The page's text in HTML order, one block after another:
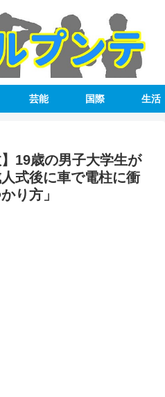
芸能 国際 生活
19歳の男子大学生が
式後に車で電柱に衝
り方」